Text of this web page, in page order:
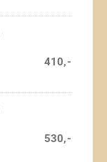
410,-
530,-